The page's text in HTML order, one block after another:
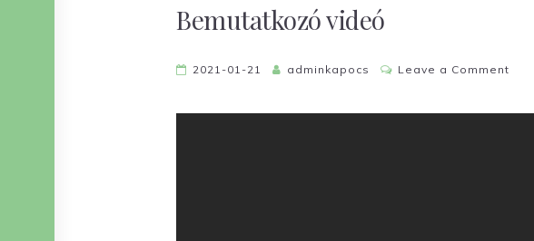
Bemutatkozó videó
2021-01-21 adminkapocs Leave a Comment